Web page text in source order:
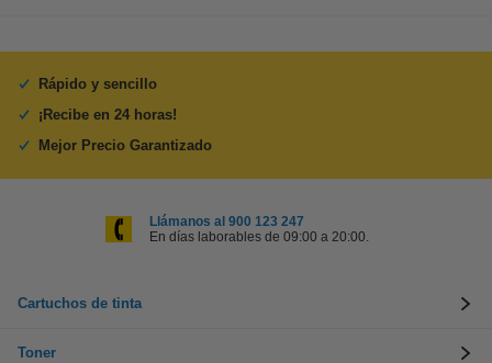
Rápido y sencillo
¡Recibe en 24 horas!
Mejor Precio Garantizado
Llámanos al 900 123 247
En días laborables de 09:00 a 20:00.
Cartuchos de tinta
Toner